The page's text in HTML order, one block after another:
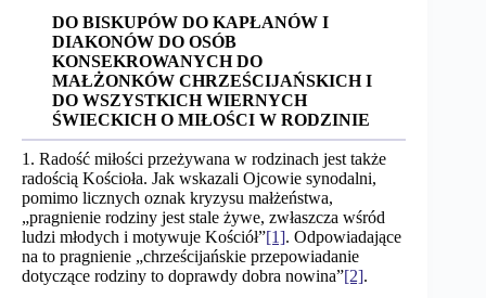
DO BISKUPÓW DO KAPŁANÓW I
DIAKONÓW DO OSÓB
KONSEKROWANYCH DO
MAŁŻONKÓW CHRZEŚCIJAŃSKICH I
DO WSZYSTKICH WIERNYCH
ŚWIECKICH O MIŁOŚCI W RODZINIE
1. Radość miłości przeżywana w rodzinach jest także
radością Kościoła. Jak wskazali Ojcowie synodalni,
pomimo licznych oznak kryzysu małżeństwa,
„pragnienie rodziny jest stale żywe, zwłaszcza wśród
ludzi młodych i motywuje Kościół”[1]. Odpowiadające
na to pragnienie „chrześcijańskie przepowiadanie
dotyczące rodziny to doprawdy dobra nowina”[2].